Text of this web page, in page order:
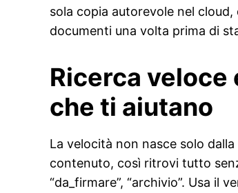
sola copia autorevole nel
documenti una volta prima di
Ricerca
che ti aiutano
La velocità non nasce solo
contenuto, così ritrovi tutto
“da_firmare”, “archivio”. Usa il